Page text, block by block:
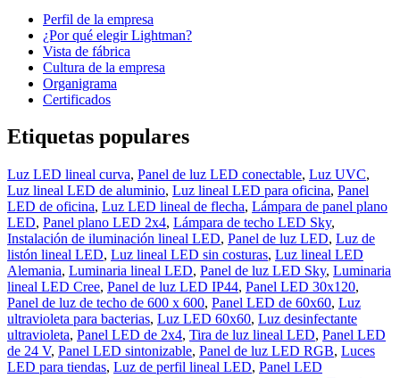
Perfil de la empresa
¿Por qué elegir Lightman?
Vista de fábrica
Cultura de la empresa
Organigrama
Certificados
Etiquetas populares
Luz LED lineal curva, Panel de luz LED conectable, Luz UVC,
Luz lineal LED de aluminio, Luz lineal LED para oficina, Panel
LED de oficina, Luz LED lineal de flecha, Lámpara de panel plano
LED, Panel plano LED 2x4, Lámpara de techo LED Sky,
Instalación de iluminación lineal LED, Panel de luz LED, Luz de
listón lineal LED, Luz lineal LED sin costuras, Luz lineal LED
Alemania, Luminaria lineal LED, Panel de luz LED Sky, Luminaria
lineal LED Cree, Panel de luz LED IP44, Panel LED 30x120,
Panel de luz de techo de 600 x 600, Panel LED de 60x60, Luz
ultravioleta para bacterias, Luz LED 60x60, Luz desinfectante
ultravioleta, Panel LED de 2x4, Tira de luz lineal LED, Panel LED
de 24 V, Panel LED sintonizable, Panel de luz LED RGB, Luces
LED para tiendas, Luz de perfil lineal LED, Panel LED